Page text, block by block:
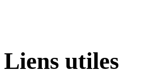
Liens utiles